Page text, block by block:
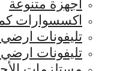
أجهزة متنوعة
اكسسوارات
تليفونات
تليفونات